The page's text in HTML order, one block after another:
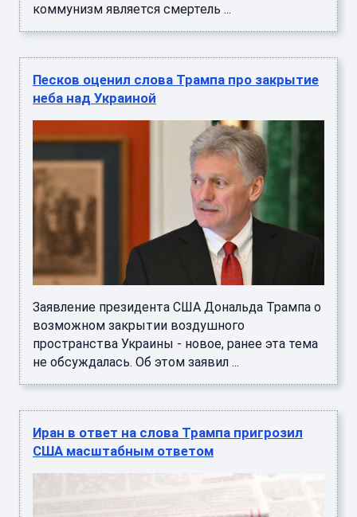
коммунизм является смертель ...
Песков оценил слова Трампа про закрытие
неба над Украиной
Заявление президента США Дональда Трампа о
возможном закрытии воздушного
пространства Украины - новое, ранее эта тема
не обсуждалась. Об этом заявил ...
Иран в ответ на слова Трампа пригрозил
США масштабным ответом